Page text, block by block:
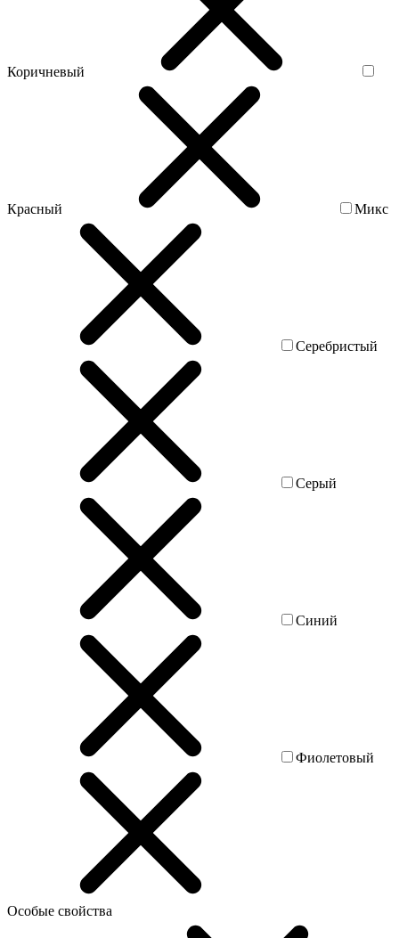
Коричневый
Красный Микс
Серебристый
Серый
Синий
Фиолетовый
Особые свойства